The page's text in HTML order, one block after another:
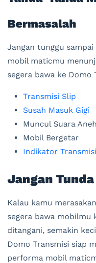
Bermasalah
Jangan tunggu
mobil maticmu
segera bawa ke Domo
Transmisi Slip
Susah Masuk Gigi
Muncul Suara Aneh
Mobil Bergetar
Indikator
Jangan
Kalau kamu
segera bawa mobilmu
ditangani, semakin
Domo Transmisi siap
performa mobil